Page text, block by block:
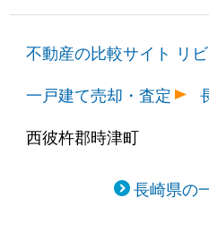
不動産の比較サイト リ
一戸建て売却・査定
西彼杵郡時津町
長崎県の